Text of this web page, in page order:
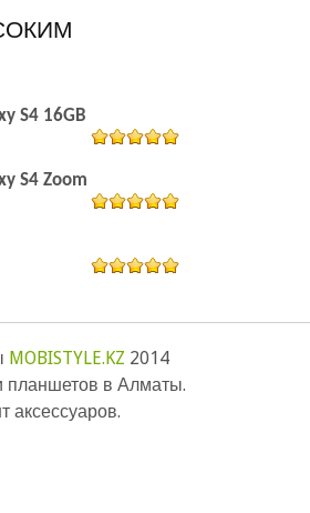
S4 16GB
S4 Zoom
MOBISTYLE.KZ 2014
планшетов в Алматы.
аксессуаров.